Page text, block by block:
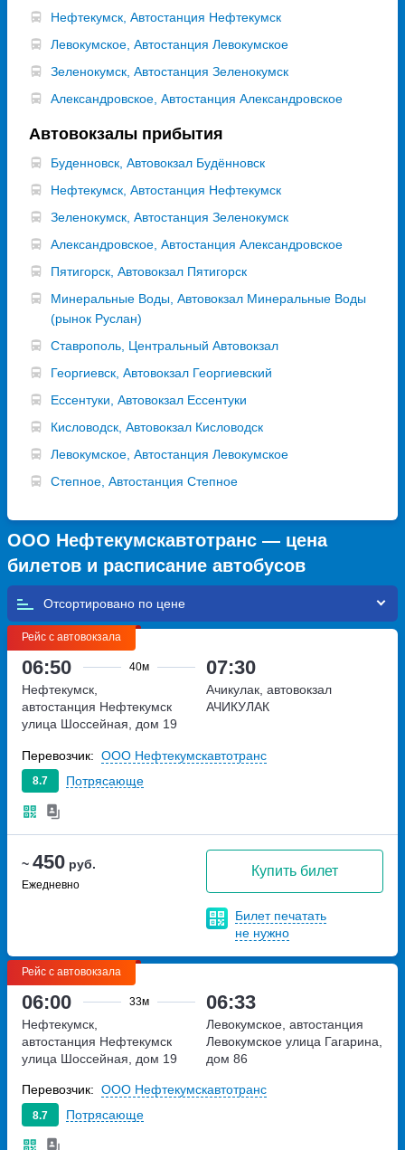
Нефтекумск, Автостанция Нефтекумск
Левокумское, Автостанция Левокумское
Зеленокумск, Автостанция Зеленокумск
Александровское, Автостанция Александровское
Автовокзалы прибытия
Буденновск, Автовокзал Будённовск
Нефтекумск, Автостанция Нефтекумск
Зеленокумск, Автостанция Зеленокумск
Александровское, Автостанция Александровское
Пятигорск, Автовокзал Пятигорск
Минеральные Воды, Автовокзал Минеральные Воды
(рынок Руслан)
Ставрополь, Центральный Автовокзал
Георгиевск, Автовокзал Георгиевский
Ессентуки, Автовокзал Ессентуки
Кисловодск, Автовокзал Кисловодск
Левокумское, Автостанция Левокумское
Степное, Автостанция Степное
ООО Нефтекумскавтотранс — цена
билетов и расписание автобусов
Отсортировано по
Рейс с автовокзала
06:50 40м 07:30
~ 450 руб.
Ежедневно
Купить билет
Билет печатать
не нужно
Нефтекумск,
автостанция Нефтекумск
улица Шоссейная, дом 19
Ачикулак, автовокзал
АЧИКУЛАК
8.7 Потрясающе
Перевозчик: ООО Нефтекумскавтотранс
Рейс с автовокзала
06:00 33м 06:33
Нефтекумск,
автостанция Нефтекумск
улица Шоссейная, дом 19
Левокумское, автостанция
Левокумское улица Гагарина,
дом 86
8.7 Потрясающе
Перевозчик: ООО Нефтекумскавтотранс